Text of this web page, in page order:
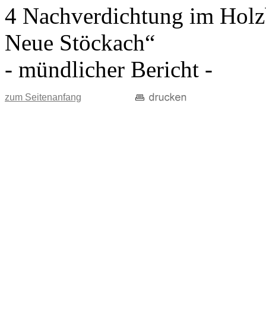
4 Nachverdichtung im
Neue Stöckach“
- mündlicher Bericht -
zum Seitenanfang